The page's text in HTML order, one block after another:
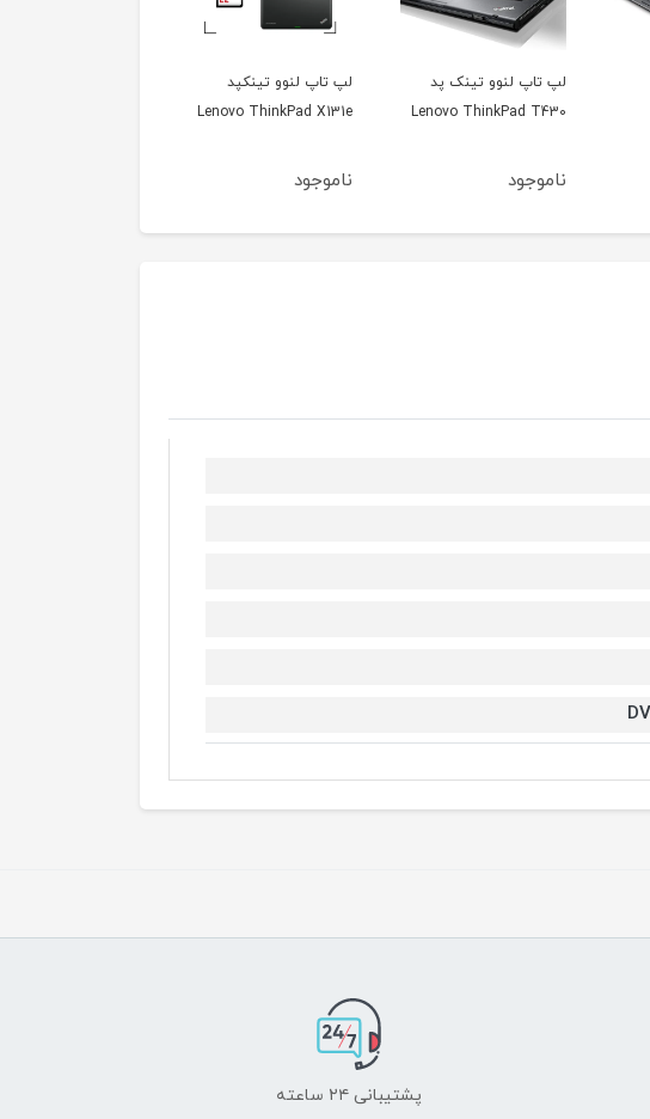
لپ تاپ لنوو تینک پد
Lenovo ThinkPad T430
ناموجود
لپ تاپ لنوو تینکپد
Lenovo ThinkPad X131e
ناموجود
پشتیبانی ۲۴ ساعته